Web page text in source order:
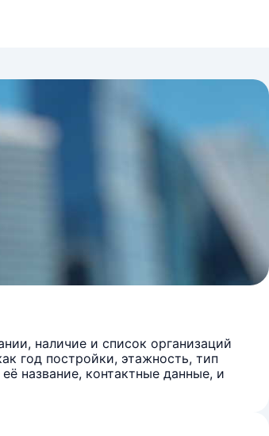
наличие и список организаций
год постройки, этажность, тип
название, контактные данные, и